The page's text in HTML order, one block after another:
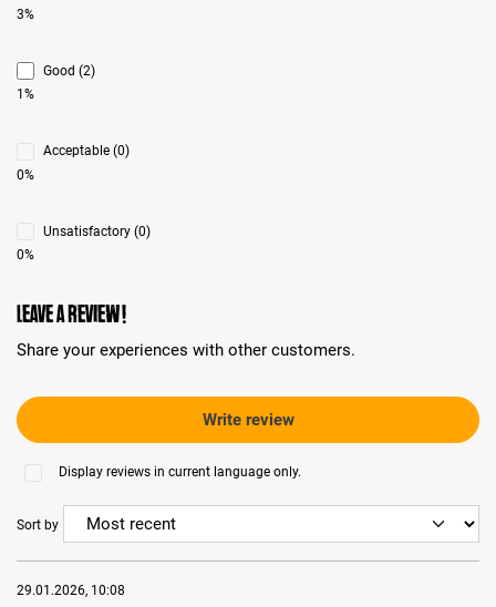
3%
Good (2)
1%
Acceptable (0)
0%
Unsatisfactory (0)
0%
Leave a review!
Share your experiences with other customers.
Write review
Display reviews in current language only.
Sort by
29.01.2026, 10:08